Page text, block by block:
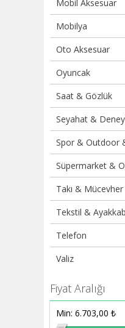
Mobil Aksesuar
Mobilya
Oto Aksesuar
Oyuncak
Saat & Gözlük
Seyahat &
Spor & Outdoor
Süpermarket &
Takı & Mücevher
Tekstil &
Telefon
Valiz
Fiyat Aralığı
Min: 6.703,00 ₺